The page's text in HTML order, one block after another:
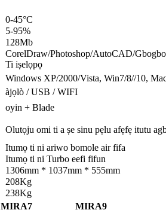
0-45°C
5-95%
128Mb
CorelDraw/Photoshop/AutoCAD/
Ti iṣelọpọ
Windows XP/2000/Vista, Win7/8//10,
àjọlò / USB / WIFI
oyin + Blade
Olutọju omi ti a ṣe sinu pẹlu afẹfẹ itutu
Itumọ ti ni ariwo bomole air fifa
Itumọ ti ni Turbo eefi fifun
1306mm * 1037mm * 555mm
208Kg
238Kg
MIRA7
MIRA9